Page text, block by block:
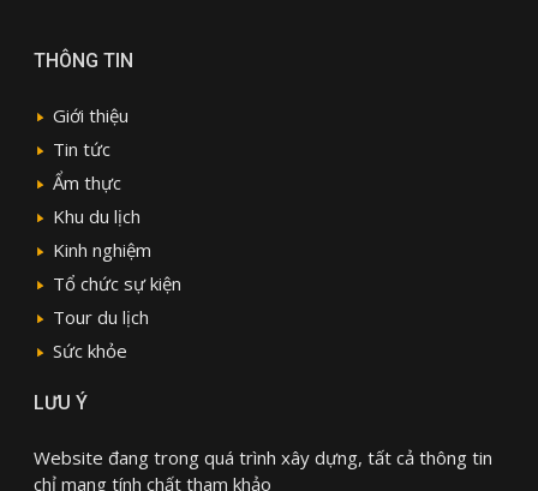
THÔNG TIN
Giới thiệu
Tin tức
Ẩm thực
Khu du lịch
Kinh nghiệm
Tổ chức sự kiện
Tour du lịch
Sức khỏe
LƯU Ý
Website đang trong quá trình xây dựng, tất cả thông tin
chỉ mang tính chất tham khảo